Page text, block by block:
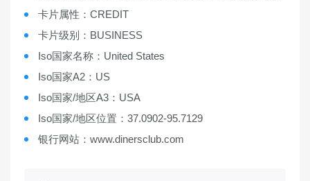
卡片属性：CREDIT
卡片级别：BUSINESS
Iso国家名称：United States
Iso国家A2：US
Iso国家/地区A3：USA
Iso国家/地区位置：37.0902-95.7129
银行网站：www.dinersclub.com